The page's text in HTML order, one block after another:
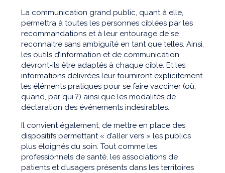
La communication grand public, quant à elle,
permettra à toutes les personnes ciblées par les
recommandations et à leur entourage de se
reconnaitre sans ambiguïté en tant que telles. Ainsi,
les outils d’information et de communication
devront-ils être adaptés à chaque cible. Et les
informations délivrées leur fourniront explicitement
les éléments pratiques pour se faire vacciner (où,
quand, par qui ?) ainsi que les modalités de
déclaration des événements indésirables.
Il convient également, de mettre en place des
dispositifs permettant « d’aller vers » les publics
plus éloignés du soin. Tout comme les
professionnels de santé, les associations de
patients et d’usagers présents dans les territoires